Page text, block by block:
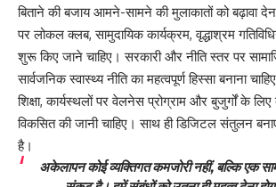
बिताने की बजाय आमने-सामने की मुलाकातों को बढ़ावा
पर लोकल क्लब, सामुदायिक कार्यक्रम, वृद्धाश्रम
शुरू किए जाने चाहिए। सरकारी और नीति स्तर पर
सार्वजनिक स्वास्थ्य नीति का महत्वपूर्ण हिस्सा बनाना
शिक्षा, कार्यस्थलों पर वेलनेस प्रोग्राम और बुजुर्गों के
विकसित की जानी चाहिए। साथ ही डिजिटल संतुलन
है।
अकेलापन कोई व्यक्तिगत कमजोरी नहीं, बल्कि एक